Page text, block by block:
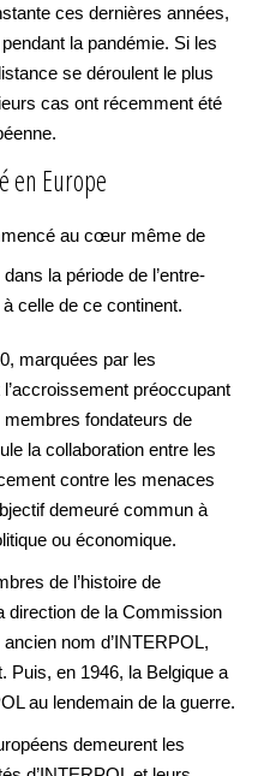
ces dernières années,
la pandémie. Si les
se déroulent le plus
cas ont récemment été
en Europe
au cœur même de
la période de l’entre-
celle de ce continent.
marquées par les
préoccupant
fondateurs de
la collaboration entre les
contre les menaces
demeuré commun à
ou économique.
de l’histoire de
direction de la Commission
nom d’INTERPOL,
Puis, en 1946, la Belgique a
au lendemain de la guerre.
demeurent les